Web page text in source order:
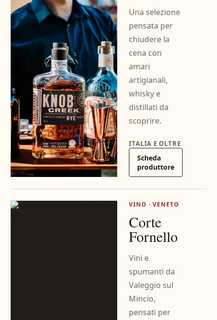
Una selezione
pensata per
chiudere la
cena con
amari
artigianali,
whisky e
distillati da
scoprire.
ITALIA E OLTRE
Scheda
produttore
VINO · VENETO
Corte
Fornello
Vini e
spumanti da
Valeggio sul
Mincio,
pensati per